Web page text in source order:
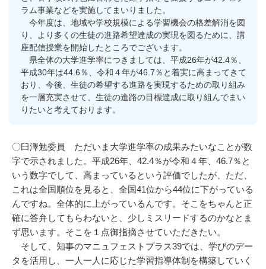
ラム事業などを実施してまいりました。
今年度は、地域や学校規模による学習機会の格差解消を図
り、より多くの生徒の進路希望達成の実現を図るために、講
座配信授業を開始したところでございます。
県全体の大学進学率につきましては、平成26年が42.4％、
平成30年は44.6％、令和４年が46.7％と着実に高まってきて
おり、今後、生徒の希望する進路を実現するための取り組み
を一層充実させて、生徒の進路の目標達成に取り組んでまい
りたいと考えております。
〇臼澤勉委員 ただいま大学進学率の成果みたいなことが数
字で示されました。平成26年、42.4％が令和４年、46.7％と
いう数字でして、高まっているという評価でしたが、ただ、
これは全国順位を見ると、全国41位から44位に下がっている
んですね。全体的に上がっているんです。そこをちゃんと正
確に答弁してもらわないと、少しミスリードするのかなとま
ず思います。そこを１点御指摘させていただきたい。
そして、知事のマニュフェストプラス39では、学びのデー
タを活用し、一人一人に応じた学習指導体制を構築していく